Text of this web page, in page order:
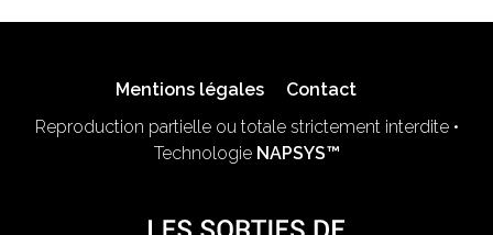
Mentions légales
Contact
Reproduction partielle ou totale strictement interdite •
Technologie NAPSYS™